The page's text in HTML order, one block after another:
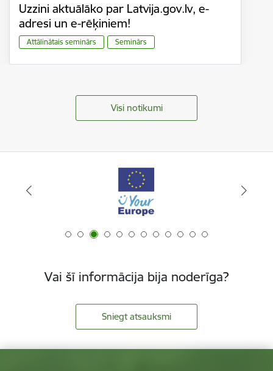
Uzzini aktuālāko par Latvija.gov.lv, e-
adresi un e-rēķiniem!
Attālinātais seminārs Seminārs
Visi notikumi
Vai šī informācija bija noderīga?
Sniegt atsauksmi